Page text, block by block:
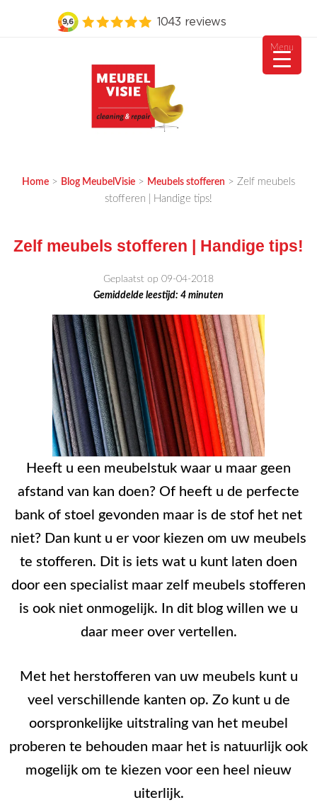
Home > Blog MeubelVisie > Meubels stofferen > Zelf meubels
stofferen | Handige tips!
Zelf meubels stofferen | Handige tips!
Geplaatst op 09-04-2018
Gemiddelde leestijd: 4 minuten
Heeft u een meubelstuk waar u maar geen
afstand van kan doen? Of heeft u de perfecte
bank of stoel gevonden maar is de stof het net
niet? Dan kunt u er voor kiezen om uw meubels
te stofferen. Dit is iets wat u kunt laten doen
door een specialist maar zelf meubels stofferen
is ook niet onmogelijk. In dit blog willen we u
daar meer over vertellen.
Met het herstofferen van uw meubels kunt u
veel verschillende kanten op. Zo kunt u de
oorspronkelijke uitstraling van het meubel
proberen te behouden maar het is natuurlijk ook
mogelijk om te kiezen voor een heel nieuw
uiterlijk.
Menu